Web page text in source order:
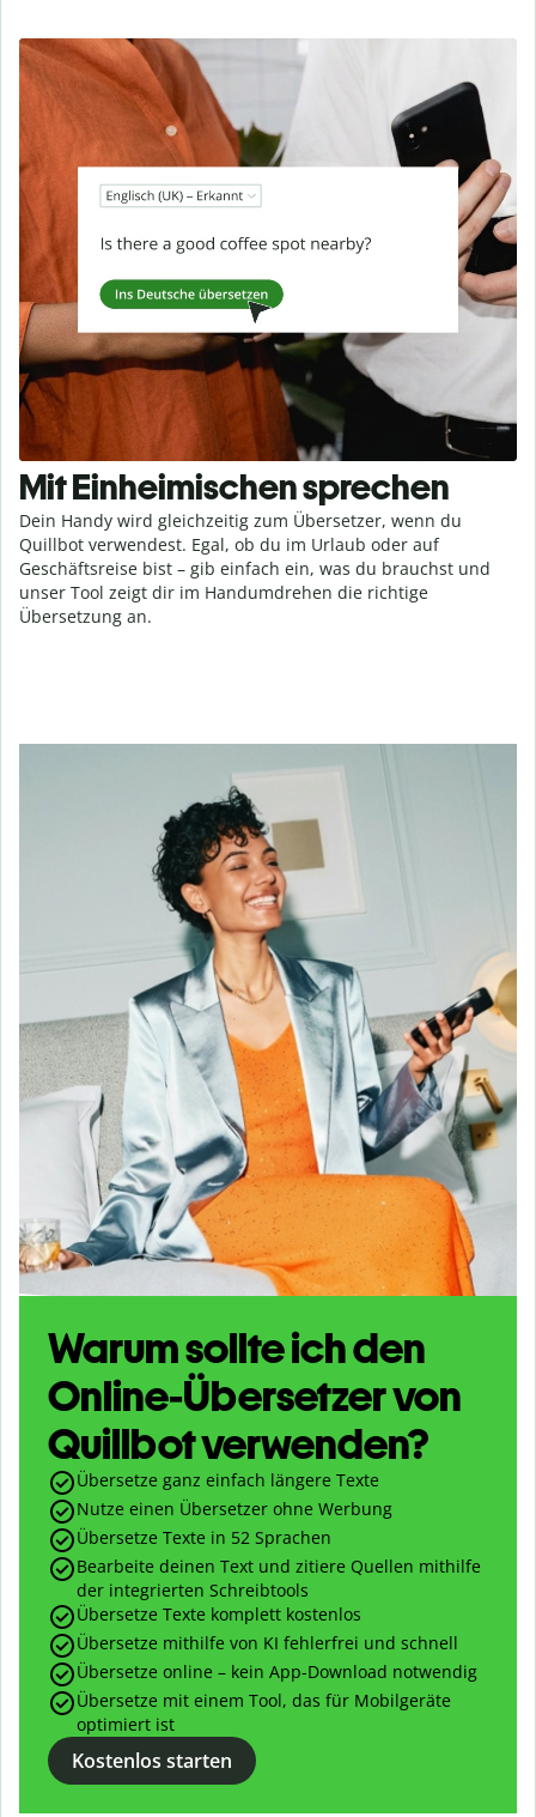
Mit Einheimischen sprechen
Dein Handy wird gleichzeitig zum Übersetzer, wenn du
Quillbot verwendest. Egal, ob du im Urlaub oder auf
Geschäftsreise bist – gib einfach ein, was du brauchst und
unser Tool zeigt dir im Handumdrehen die richtige
Übersetzung an.
Warum sollte ich den
Online-Übersetzer von
Quillbot verwenden?
Übersetze ganz einfach längere Texte
Nutze einen Übersetzer ohne Werbung
Übersetze Texte in 52 Sprachen
Bearbeite deinen Text und zitiere Quellen mithilfe
der integrierten Schreibtools
Übersetze Texte komplett kostenlos
Übersetze mithilfe von KI fehlerfrei und schnell
Übersetze online – kein App-Download notwendig
Übersetze mit einem Tool, das für Mobilgeräte
optimiert ist
Kostenlos starten